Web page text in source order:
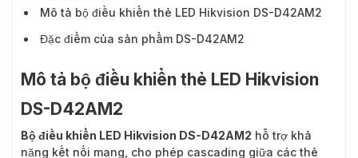
Mô tả bộ điều khiển thẻ LED Hikvision DS-D42AM2
Đặc điểm của sản phẩm DS-D42AM2
Mô tả bộ điều khiển thẻ LED Hikvision
DS-D42AM2
Bộ điều khiển LED Hikvision DS-D42AM2 hỗ trợ khả
năng kết nối mạng, cho phép cascading giữa các thẻ